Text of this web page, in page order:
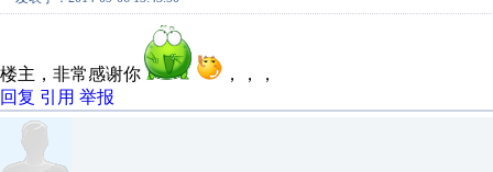
楼主，非常感谢你
，，，
回复 引用 举报